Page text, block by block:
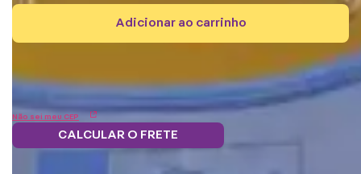
adicionar ao carrinho
Não sei meu CEP
CALCULAR O FRETE